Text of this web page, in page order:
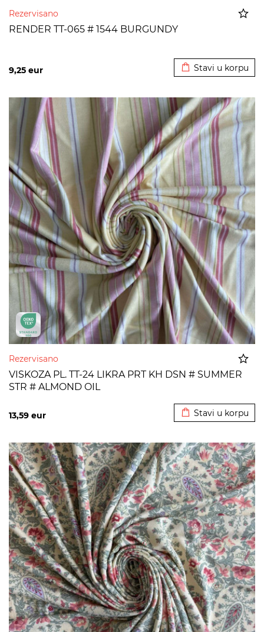
Rezervisano
RENDER TT-065 # 1544 BURGUNDY
9,25 eur Stavi u korpu
Rezervisano
VISKOZA PL. TT-24 LIKRA PRT KH DSN # SUMMER
STR # ALMOND OIL
13,59 eur Stavi u korpu